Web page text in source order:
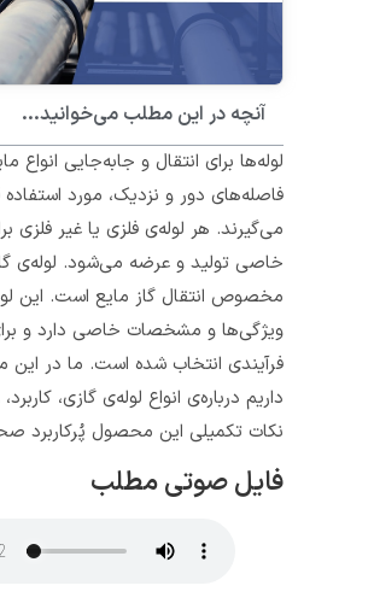
آنچه در این مطلب می‌خوانید...
لوله‌ها برای انتقال و جابه‌جایی انواع مایعات از
فاصله‌های دور و نزدیک، مورد استفاده قرار
می‌گیرند. هر لوله‌ی فلزی یا غیر فلزی برای هدف
خاصی تولید و عرضه می‌شود. لوله‌ی گازی،
مخصوص انتقال‌ گاز مایع است. این لوله،
ویژگی‌ها و مشخصات خاصی دارد و برای چنین
فرآیندی انتخاب شده است. ما در این مقاله، قصد
داریم درباره‌ی انواع لوله‌ی گازی، کاربرد، ویژگی‌ها و
نکات تکمیلی این محصول پُرکاربرد صحبت کنیم.
فایل صوتی مطلب